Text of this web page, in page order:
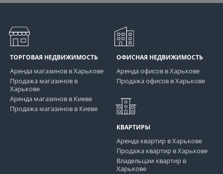
ТОРГОВАЯ НЕДВИЖИМОСТЬ
Аренда магазинов в Харькове
Продажа магазинов в
Харькове
Аренда магазинов в Киеве
Продажа магазинов в Киеве
ОФИСНАЯ НЕДВИЖИМОСТЬ
Аренда офисов в Харькове
Продажа офисов в Харькове
КВАРТИРЫ
Аренда квартир в Харькове
Продажа квартир в Харькове
Владельцам квартир в
Харькове